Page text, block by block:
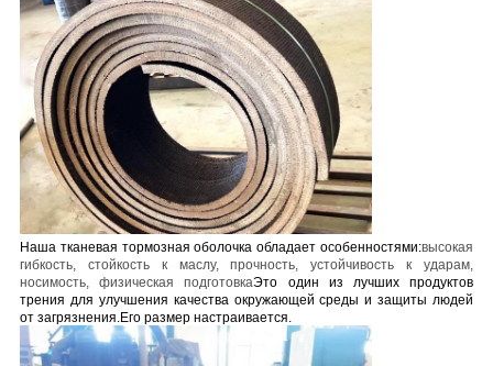
Наша тканевая тормозная оболочка обладает особенностями:высокая
гибкость, стойкость к маслу, прочность, устойчивость к ударам,
носимость, физическая подготовкаЭто один из лучших продуктов
трения для улучшения качества окружающей среды и защиты людей
от загрязнения.Его размер настраивается.